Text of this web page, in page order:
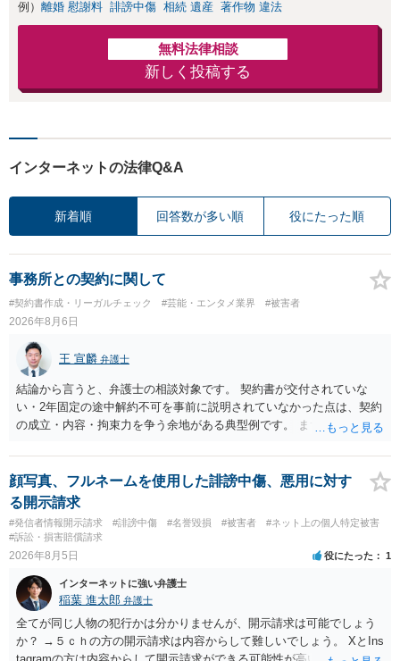
例） 離婚 慰謝料 誹謗中傷 相続 遺産 著作物 違法
無料法律相談
新しく投稿する
インターネットの法律Q&A
新着順 回答数が多い順 役にたった順
事務所との契約に関して
#契約書作成・リーガルチェック #芸能・エンタメ業界 #被害者
2026年8月6日
王 宣麟 弁護士
結論から言うと、弁護士の相談対象です。 契約書が交付されていな
い・2年固定の途中解約不可を事前に説明されていなかった点は、契約
の成立・内容・拘束力を争う余地がある典型例です。 まずは、運営と
みてはいかがでしょうか。 また同時並行で（もしまだされていないの
であれば）書面で退所意思の明確化はしておくべきだと考えます。
顔写真、フルネームを使用した誹謗中傷、悪用に対す
る開示請求
#発信者情報開示請求 #誹謗中傷 #名誉毀損 #被害者
#ネット上の個人特定被害
#訴訟・損害賠償請求
2026年8月5日 役にたった 1
インターネットに強い弁護士
稲葉 進太郎 弁護士
全てが同じ人物の犯行かは分かりませんが、開示請求は可能でしょう
か？ →５ｃｈの方の開示請求は内容からして難しいでしょう。 XとIns
tagramの方は内容からして開示請求ができる可能性が高いでしょう。